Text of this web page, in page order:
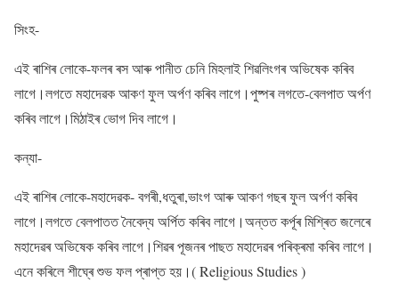
সিংহ-
এই ৰাশিৰ লোকে-ফলৰ ৰস আৰু পানীত চেনি মিহলাই শিৱলিংগৰ অভিষেক কৰিব
লাগে।লগতে মহাদেৱক আকণ ফুল অৰ্পণ কৰিব লাগে।পুষ্পৰ লগতে-বেলপাত অৰ্পণ
কৰিব লাগে।মিঠাইৰ ভোগ দিব লাগে।
কন্যা-
এই ৰাশিৰ লোকে-মহাদেৱক- বগৰী,ধতুৰা,ভাংগ আৰু আকণ গছৰ ফুল অৰ্পণ কৰিব
লাগে।লগতে বেলপাতত নৈবেদ্য অৰ্পিত কৰিব লাগে।অন্তত কৰ্পূৰ মিশ্ৰিত জলেৰে
মহাদেৱৰ অভিষেক কৰিব লাগে।শিৱৰ পূজনৰ পাছত মহাদেৱৰ পৰিক্ৰমা কৰিব লাগে।
এনে কৰিলে শীঘ্ৰে শুভ ফল প্ৰাপ্ত হয়।( Religious Studies )